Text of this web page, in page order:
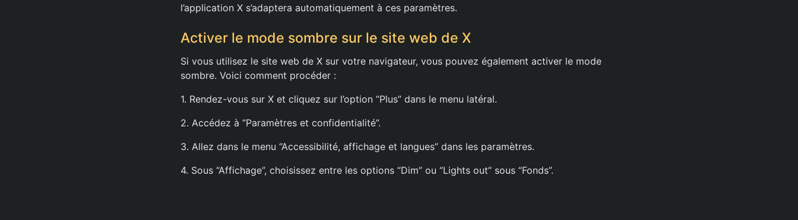
l’application X s’adaptera automatiquement à ces paramètres.
Activer le mode sombre sur le site web de X
Si vous utilisez le site web de X sur votre navigateur, vous pouvez également activer le mode
sombre. Voici comment procéder :
1. Rendez-vous sur X et cliquez sur l’option “Plus” dans le menu latéral.
2. Accédez à “Paramètres et confidentialité”.
3. Allez dans le menu “Accessibilité, affichage et langues” dans les paramètres.
4. Sous “Affichage”, choisissez entre les options “Dim” ou “Lights out” sous “Fonds”.